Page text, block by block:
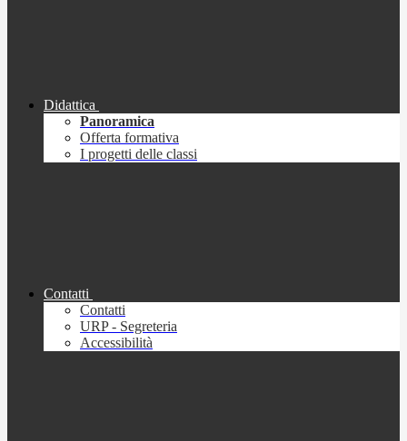
Didattica
Panoramica
Offerta formativa
I progetti delle classi
Contatti
Contatti
URP - Segreteria
Accessibilità